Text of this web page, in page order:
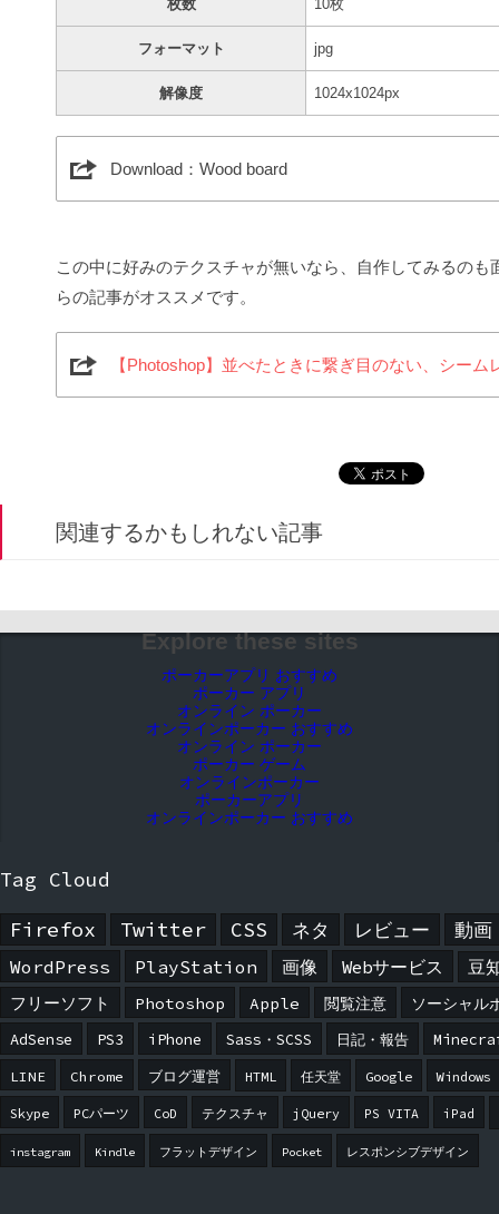
枚数 10枚
フォーマット jpg
解像度 1024x1024px
Download：Wood board
この中に好みのテクスチャが無いなら、自作してみるの
らの記事がオススメです。
【Photoshop】並べたときに繋ぎ目のない、シー
関連するかもしれない記事
Explore these sites
ポーカーアプリ おすすめ
ポーカー アプリ
オンライン ポーカー
オンラインポーカー おすすめ
オンライン ポーカー
ポーカー ゲーム
オンラインポーカー
ポーカーアプリ
オンラインポーカー おすすめ
Tag Cloud
Firefox
Twitter CSS ネタ レビュー 動画
WordPress PlayStation 画像 Webサービス 豆
フリーソフト Photoshop Apple 閲覧注意 ソーシャル
AdSense PS3 iPhone Sass・SCSS 日記・報告
LINE Chrome ブログ運営 HTML 任天堂 Google Windows
Skype PCパーツ CoD テクスチャ jQuery PS VITA iPad
instagram Kindle フラットデザイン Pocket レスポンシブデザイン